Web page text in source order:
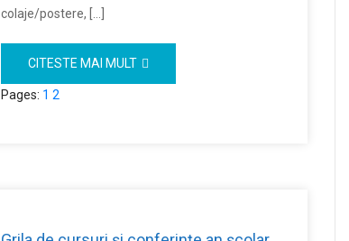
colaje/postere, […]
CITESTE MAI MULT
Pages: 1 2